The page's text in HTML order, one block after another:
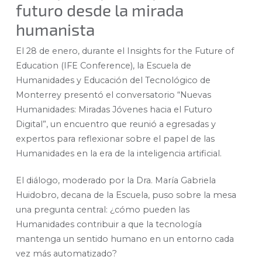
futuro desde la mirada
humanista
El 28 de enero, durante el Insights for the Future of
Education (IFE Conference), la Escuela de
Humanidades y Educación del Tecnológico de
Monterrey presentó el conversatorio “Nuevas
Humanidades: Miradas Jóvenes hacia el Futuro
Digital”, un encuentro que reunió a egresadas y
expertos para reflexionar sobre el papel de las
Humanidades en la era de la inteligencia artificial.
El diálogo, moderado por la Dra. María Gabriela
Huidobro, decana de la Escuela, puso sobre la mesa
una pregunta central: ¿cómo pueden las
Humanidades contribuir a que la tecnología
mantenga un sentido humano en un entorno cada
vez más automatizado?